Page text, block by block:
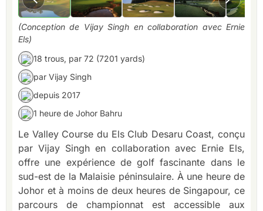
(Conception de Vijay Singh en collaboration avec Ernie
Els)
18 trous, par 72 (7201 yards)
par Vijay Singh
depuis 2017
1 heure de Johor Bahru
Le Valley Course du Els Club Desaru Coast, conçu
par Vijay Singh en collaboration avec Ernie Els,
offre une expérience de golf fascinante dans le
sud-est de la Malaisie péninsulaire. À une heure de
Johor et à moins de deux heures de Singapour, ce
parcours de championnat est accessible aux